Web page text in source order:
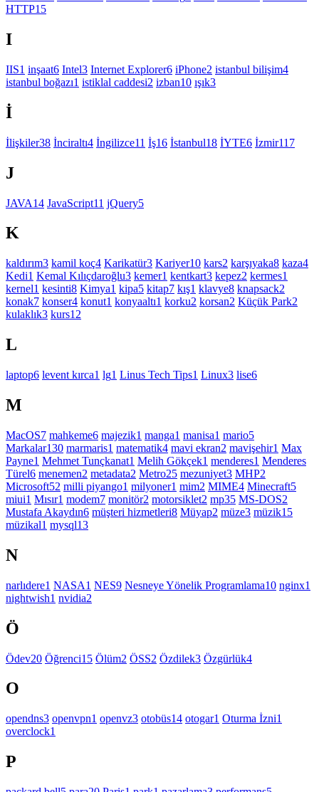
HTTP15
I
IIS1 inşaat6 Intel3 Internet Explorer6 iPhone2 istanbul bilişim4
istanbul boğazı1 istiklal caddesi2 izban10 ışık3
İ
İlişkiler38 İnciraltı4 İngilizce11 İş16 İstanbul18 İYTE6 İzmir117
J
JAVA14 JavaScript11 jQuery5
K
kaldırım3 kamil koç4 Karikatür3 Kariyer10 kars2 karşıyaka8 kaza4
Kedi1 Kemal Kılıçdaroğlu3 kemer1 kentkart3 kepez2 kermes1
kernel1 kesinti8 Kimya1 kipa5 kitap7 kış1 klavye8 knapsack2
konak7 konser4 konut1 konyaaltı1 korku2 korsan2 Küçük Park2
kulaklık3 kurs12
L
laptop6 levent kırca1 lg1 Linus Tech Tips1 Linux3 lise6
M
MacOS7 mahkeme6 majezik1 manga1 manisa1 mario5
Markalar130 marmaris1 matematik4 mavi ekran2 mavişehir1 Max
Payne1 Mehmet Tunçkanat1 Melih Gökçek1 menderes1 Menderes
Türel6 menemen2 metadata2 Metro25 mezuniyet3 MHP2
Microsoft52 milli piyango1 milyoner1 mim2 MIME4 Minecraft5
miui1 Mısır1 modem7 monitör2 motorsiklet2 mp35 MS-DOS2
Mustafa Akaydın6 müşteri hizmetleri8 Müyap2 müze3 müzik15
müzikal1 mysql13
N
narlıdere1 NASA1 NES9 Nesneye Yönelik Programlama10 nginx1
nightwish1 nvidia2
Ö
Ödev20 Öğrenci15 Ölüm2 ÖSS2 Özdilek3 Özgürlük4
O
opendns3 openvpn1 openvz3 otobüs14 otogar1 Oturma İzni1
overclock1
P